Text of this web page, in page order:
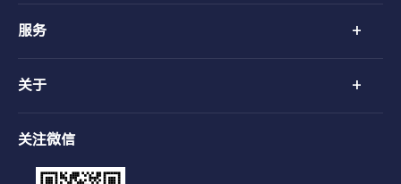
服务 +
关于 +
关注微信